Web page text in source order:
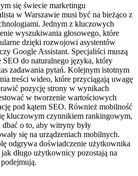
się świecie marketingu
w Warszawie musi być na bieżąco z
Jednym z kluczowych
wyszukiwania głosowego, które
dzięki rozwojowi asystentów
Google Assistant. Specjaliści muszą
SEO do naturalnego języka, który
zadawania pytań. Kolejnym istotnym
treści wideo, które przyciągają uwagę
pozycję strony w wynikach
w tworzenie wartościowych
pod kątem SEO. Również mobilność
kluczowym czynnikiem rankingowym,
o to, aby witryny były
się na urządzeniach mobilnych.
odgrywa doświadczenie użytkownika
długo użytkownicy pozostają na